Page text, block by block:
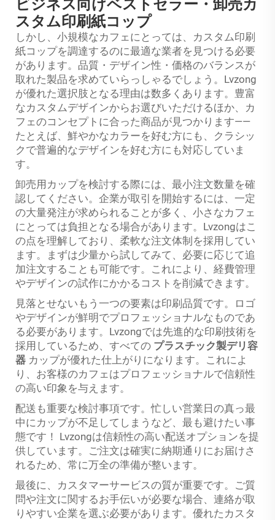
ビジネス向けベストセラー・卸売カ
スタム印刷紙コップ
しかし、小規模なカフェにとっては、カスタム印刷
紙コップを調達するのに最適な業者を見つける必要
があります。品質・デザイン性・価格のバランスが
取れた製品を求めていらっしゃるでしょう。Lvzong
が優れた選択肢となる理由は数多くあります。豊富
なカスタムデザインからお選びいただけるほか、カ
フェのコンセプトに合った商品が見つかります——
たとえば、鮮やかなカラーを好む方にも、クラシッ
クで普遍的なデザインを好む方にも対応していま
す。
卸売用カップを検討する際には、最小注文数量を確
認してください。企業が取引を開始するには、一定
の大量発注が求められることが多く、小さなカフェ
にとっては負担となる場合があります。Lvzongはこ
の点を理解しており、柔軟な注文体制を採用してい
ます。まずは少量から試してみて、必要に応じて追
加注文することも可能です。これにより、経費管理
やデザインの試作にかかるコストを削減できます。
見落とせないもう一つの要素は印刷品質です。ロゴ
やデザインが鮮明でプロフェッショナルなものであ
る必要があります。Lvzongでは先進的な印刷技術を
採用しているため、すべての プラスチック製デリ容
器 カップが優れた仕上がりになります。これによ
り、お客様のカフェはプロフェッショナルで信頼性
の高い印象を与えます。
配送も重要な検討事項です。忙しい営業日の真っ最
中にカップが不足してしまうなど、最も避けたい事
態です！ Lvzongは信頼性の高い配送オプションを提
供しています。ご注文は確実に納期通りにお届けさ
れるため、常に万全の準備が整います。
最後に、カスタマーサービスの質が重要です。ご質
問や注文に関するお手伝いが必要な場合、連絡が取
りやすい企業を選ぶ必要があります。優れたカスタ